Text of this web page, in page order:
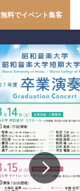
無料でイベント集客